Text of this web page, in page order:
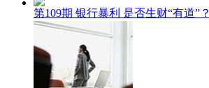
第109期 银行暴利 是否生财“有道”？